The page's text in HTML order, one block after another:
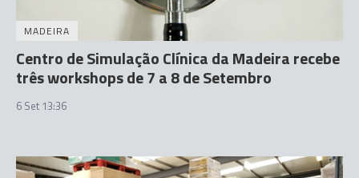
MADEIRA
Centro de Simulação Clínica da Madeira recebe
três workshops de 7 a 8 de Setembro
6 Set 13:36